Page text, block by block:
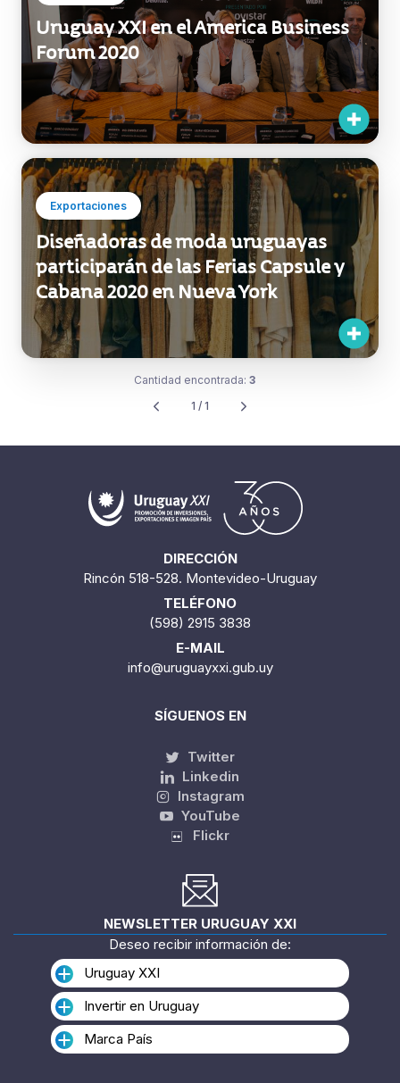
Uruguay XXI en el America Business
Forum 2020
Exportaciones
Diseñadoras de moda uruguayas
participarán de las Ferias Capsule y
Cabana 2020 en Nueva York
Cantidad encontrada: 3
1 / 1
DIRECCIÓN
Rincón 518-528. Montevideo-Uruguay
TELÉFONO
(598) 2915 3838
E-MAIL
info@uruguayxxi.gub.uy
SÍGUENOS EN
Twitter
Linkedin
Instagram
YouTube
Flickr
NEWSLETTER URUGUAY XXI
Deseo recibir información de:
Uruguay XXI
Invertir en Uruguay
Marca País